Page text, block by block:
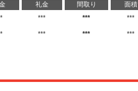
礼金 間取り 面積
*** *** ***
*** *** ***